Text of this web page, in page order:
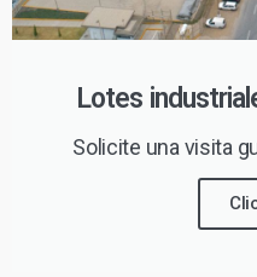
Lotes
Solicite una visita